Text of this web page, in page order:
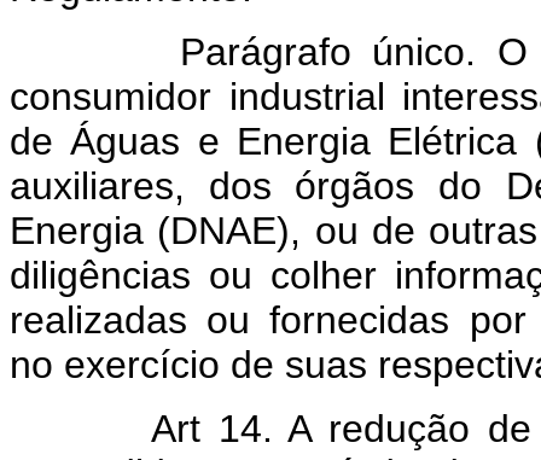
Parágrafo único. O
consumidor industrial
de Águas e Energia Elétrica
auxiliares, dos órgãos do
Energia (DNAE), ou de
diligências ou colher
realizadas ou fornecidas
no exercício de suas
Art 14. A redução